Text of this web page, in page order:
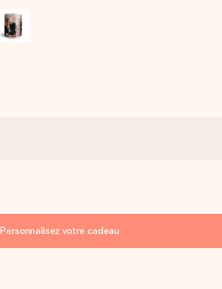
Personnalisez votre cadeau